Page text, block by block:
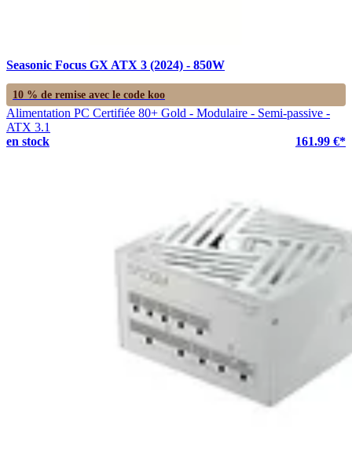
Seasonic Focus GX ATX 3 (2024) - 850W
10 % de remise avec le code koo
Alimentation PC Certifiée 80+ Gold - Modulaire - Semi-passive -
ATX 3.1
en stock
161.99 €*